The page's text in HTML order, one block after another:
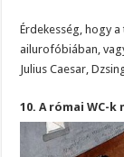
Érdekesség, hogy
ailurofóbiában,
Julius Caesar,
10. A római WC-